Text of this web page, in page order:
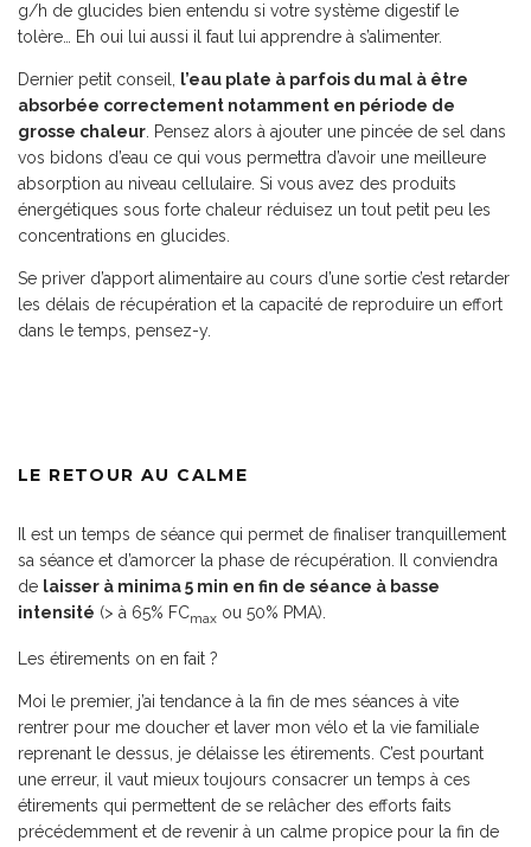
g/h de glucides bien entendu si votre système digestif le
tolère… Eh oui lui aussi il faut lui apprendre à s’alimenter.
Dernier petit conseil,
l’eau plate à parfois du mal à être
absorbée correctement notamment en période de
grosse chaleur . Pensez alors à ajouter une pincée de sel dans
vos bidons d’eau ce qui vous permettra d’avoir une meilleure
absorption au niveau cellulaire. Si vous avez des produits
énergétiques sous forte chaleur réduisez un tout petit peu les
concentrations en glucides.
Se priver d’apport alimentaire au cours d’une sortie c’est retarder
les délais de récupération et la capacité de reproduire un effort
dans le temps, pensez-y.
LE RETOUR AU CALME
Il est un temps de séance qui permet de finaliser tranquillement
sa séance et d’amorcer la phase de récupération. Il conviendra
de laisser à minima 5 min en fin de séance à basse
intensité (> à 65% FCmax ou 50% PMA).
Les étirements on en fait ?
Moi le premier, j’ai tendance à la fin de mes séances à vite
rentrer pour me doucher et laver mon vélo et la vie familiale
reprenant le dessus, je délaisse les étirements. C’est pourtant
une erreur, il vaut mieux toujours consacrer un temps à ces
étirements qui permettent de se relâcher des efforts faits
précédemment et de revenir à un calme propice pour la fin de